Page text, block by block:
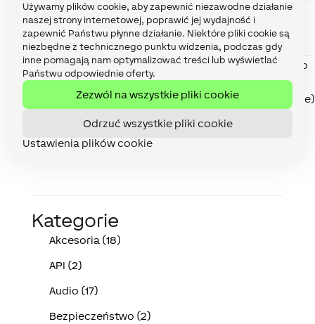
Używamy plików cookie, aby zapewnić niezawodne działanie
naszej strony internetowej, poprawić jej wydajność i
zapewnić Państwu płynne działanie. Niektóre pliki cookie są
niezbędne z technicznego punktu widzenia, podczas gdy
inne pomagają nam optymalizować treści lub wyświetlać
Państwu odpowiednie oferty.
Zezwól na wszystkie pliki cookie
Odrzuć wszystkie pliki cookie
Ustawienia plików cookie
Max
Maximum
number of
used
outputs
Maksymalna liczba
używanych wyjść
Dv
Default
value
Numer załączanego
wszystkie wyłączone)
Kategorie
Akcesoria (18)
API (2)
Audio (17)
Bezpieczeństwo (2)